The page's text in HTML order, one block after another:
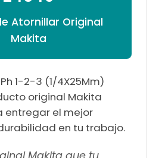
Atornillar Original
Makita
1-2-3 (1/4X25Mm)
original Makita
entregar el mejor
en tu trabajo.